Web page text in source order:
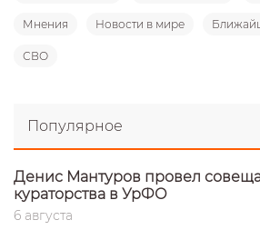
Мнения Новости в мире
СВО
Популярное
Денис Мантуров провел
кураторства в УрФО
6 августа